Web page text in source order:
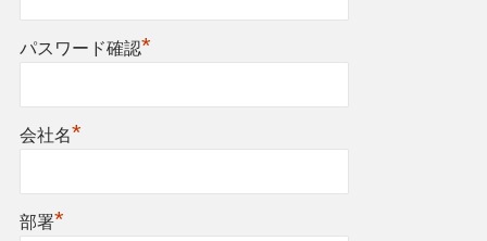
パスワード確認*
会社名*
部署*